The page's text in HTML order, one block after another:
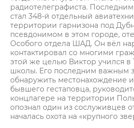
радиотелеграфиста.
стал 348-й отдельный
территории гарнизона под
псевдонимом в этом городе,
Особого отдела ШАД. Он вёл
контактировал со многими
этой же целью Виктор учился в
школы. Его последним важным
обнаружить местонахождение
бывшего гестаповца,
концлагере на территории
опознал один из сослуживцев
началась охота на «крупного